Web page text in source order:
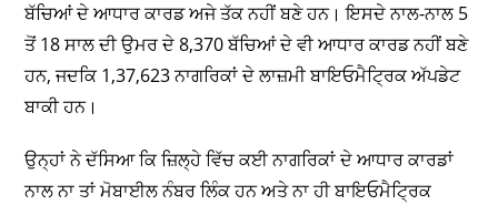
ਬੱਚਿਆਂ ਦੇ ਆਧਾਰ ਕਾਰਡ ਅਜੇ ਤੱਕ ਨਹੀਂ ਬਣੇ ਹਨ। ਇਸਦੇ ਨਾਲ-ਨਾਲ 5
ਤੋਂ 18 ਸਾਲ ਦੀ ਉਮਰ ਦੇ 8,370 ਬੱਚਿਆਂ ਦੇ ਵੀ ਆਧਾਰ ਕਾਰਡ ਨਹੀਂ ਬਣੇ
ਹਨ, ਜਦਕਿ 1,37,623 ਨਾਗਰਿਕਾਂ ਦੇ ਲਾਜ਼ਮੀ ਬਾਇਓਮੈਟ੍ਰਿਕ ਅੱਪਡੇਟ
ਬਾਕੀ ਹਨ।
ਉਨ੍ਹਾਂ ਨੇ ਦੱਸਿਆ ਕਿ ਜ਼ਿਲ੍ਹੇ ਵਿੱਚ ਕਈ ਨਾਗਰਿਕਾਂ ਦੇ ਆਧਾਰ ਕਾਰਡਾਂ
ਨਾਲ ਨਾ ਤਾਂ ਮੋਬਾਈਲ ਨੰਬਰ ਲਿੰਕ ਹਨ ਅਤੇ ਨਾ ਹੀ ਬਾਇਓਮੈਟ੍ਰਿਕ